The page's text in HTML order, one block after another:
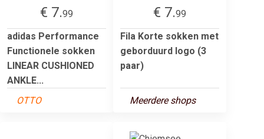
€ 7.99
adidas Performance
Functionele sokken
LINEAR CUSHIONED
ANKLE...
OTTO
€ 7.99
Fila Korte sokken met
geborduurd logo (3
paar)
Meerdere shops